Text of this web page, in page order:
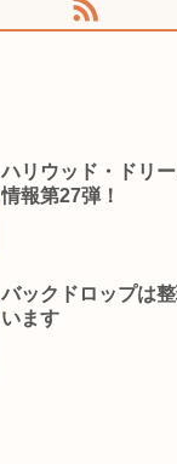
ハリウッド・ドリ
情報第27弾！
バックドロップは
います